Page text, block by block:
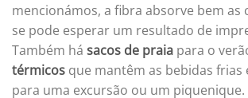
mencionámos, a fibra absorve bem as
se pode esperar um resultado de
Também há sacos de praia para o
térmicos que mantêm as bebidas frias
para uma excursão ou um piquenique.